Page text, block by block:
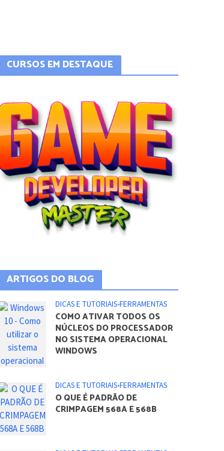
CURSOS EM DESTAQUE
ARTIGOS DO BLOG
DICAS E TUTORIAIS•FERRAMENTAS
COMO ATIVAR TODOS OS
NÚCLEOS DO PROCESSADOR
NO SISTEMA OPERACIONAL
WINDOWS
DICAS E TUTORIAIS•FERRAMENTAS
O QUE É PADRÃO DE
CRIMPAGEM 568A E 568B